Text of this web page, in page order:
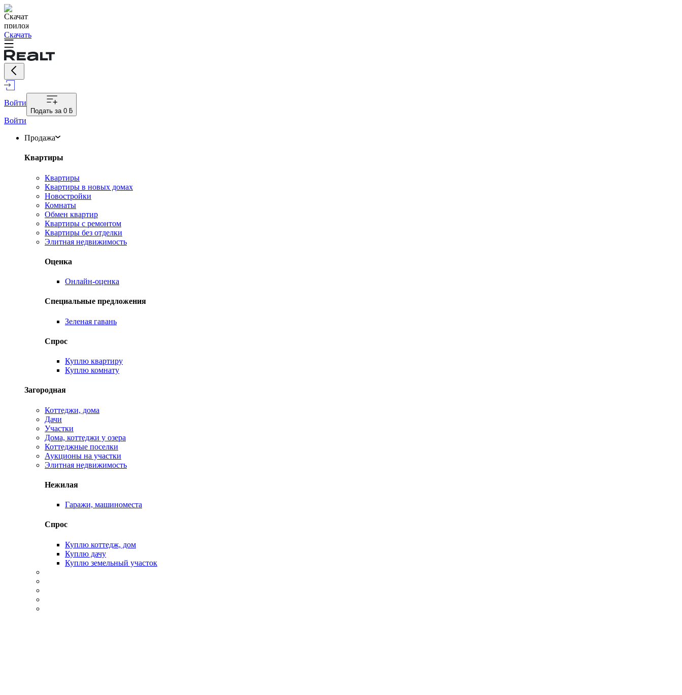
Скачать
Войти
Подать за 0 ƃ
Войти
Продажа
Квартиры
Квартиры
Квартиры в новых домах
Новостройки
Комнаты
Обмен квартир
Квартиры с ремонтом
Квартиры без отделки
Элитная недвижимость
Оценка
Онлайн-оценка
Специальные предложения
Зеленая гавань
Спрос
Куплю квартиру
Куплю комнату
Загородная
Коттеджи, дома
Дачи
Участки
Дома, коттеджи у озера
Коттеджные поселки
Аукционы на участки
Элитная недвижимость
Нежилая
Гаражи, машиноместа
Спрос
Куплю коттедж, дом
Куплю дачу
Куплю земельный участок